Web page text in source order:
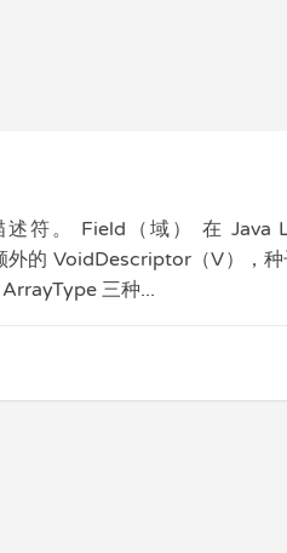
符。 Field（域） 在 Java
的 VoidDescriptor（V），
三种...